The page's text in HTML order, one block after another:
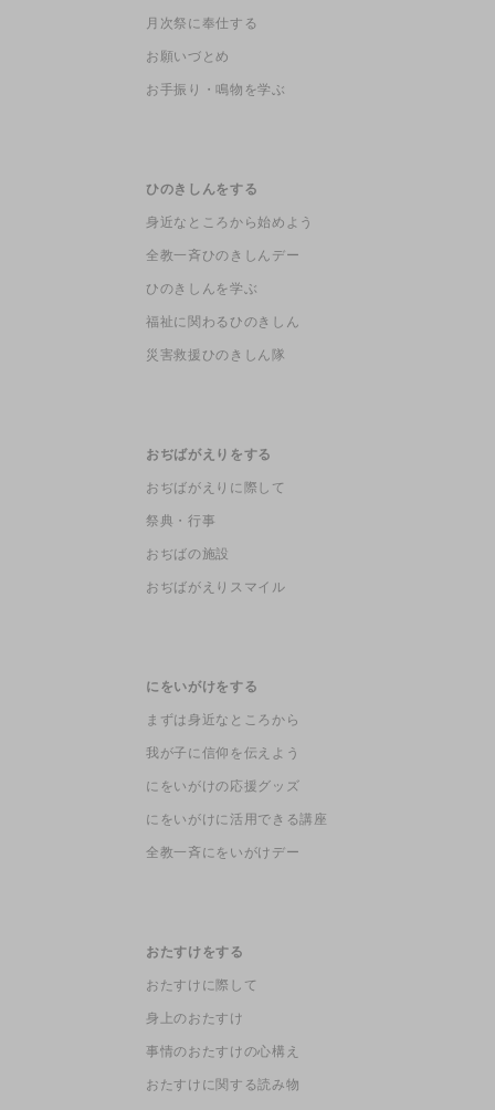
月次祭に奉仕する
お願いづとめ
お手振り・鳴物を学ぶ
ひのきしんをする
身近なところから始めよう
全教一斉ひのきしんデー
ひのきしんを学ぶ
福祉に関わるひのきしん
災害救援ひのきしん隊
おぢばがえりをする
おぢばがえりに際して
祭典・行事
おぢばの施設
おぢばがえりスマイル
にをいがけをする
まずは身近なところから
我が子に信仰を伝えよう
にをいがけの応援グッズ
にをいがけに活用できる講座
全教一斉にをいがけデー
おたすけをする
おたすけに際して
身上のおたすけ
事情のおたすけの心構え
おたすけに関する読み物